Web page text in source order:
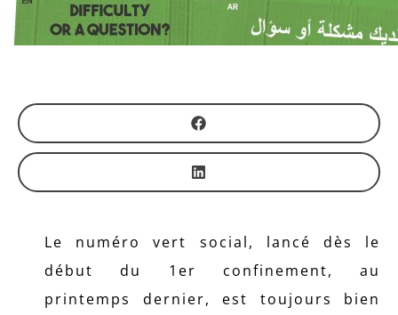
Le numéro vert social, lancé dès le
début du 1er confinement, au
printemps dernier, est toujours bien